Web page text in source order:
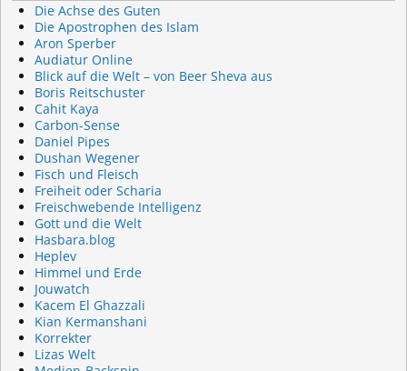
Die Achse des Guten
Die Apostrophen des Islam
Aron Sperber
Audiatur Online
Blick auf die Welt – von Beer Sheva aus
Boris Reitschuster
Cahit Kaya
Carbon-Sense
Daniel Pipes
Dushan Wegener
Fisch und Fleisch
Freiheit oder Scharia
Freischwebende Intelligenz
Gott und die Welt
Hasbara.blog
Heplev
Himmel und Erde
Jouwatch
Kacem El Ghazzali
Kian Kermanshani
Korrekter
Lizas Welt